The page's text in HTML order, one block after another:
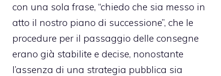
con una sola frase, “chiedo che sia messo in
atto il nostro piano di successione”, che le
procedure per il passaggio delle consegne
erano già stabilite e decise, nonostante
l’assenza di una strategia pubblica sia